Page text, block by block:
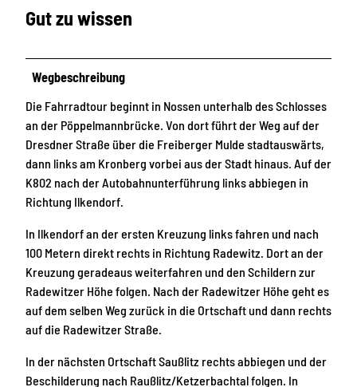
Gut zu wissen
Wegbeschreibung
Die Fahrradtour beginnt in Nossen unterhalb des Schlosses
an der Pöppelmannbrücke. Von dort führt der Weg auf der
Dresdner Straße über die Freiberger Mulde stadtauswärts,
dann links am Kronberg vorbei aus der Stadt hinaus. Auf der
K802 nach der Autobahnunterführung links abbiegen in
Richtung Ilkendorf.
In Ilkendorf an der ersten Kreuzung links fahren und nach
100 Metern direkt rechts in Richtung Radewitz. Dort an der
Kreuzung geradeaus weiterfahren und den Schildern zur
Radewitzer Höhe folgen. Nach der Radewitzer Höhe geht es
auf dem selben Weg zurück in die Ortschaft und dann rechts
auf die Radewitzer Straße.
In der nächsten Ortschaft Saußlitz rechts abbiegen und der
Beschilderung nach Raußlitz/Ketzerbachtal folgen. In